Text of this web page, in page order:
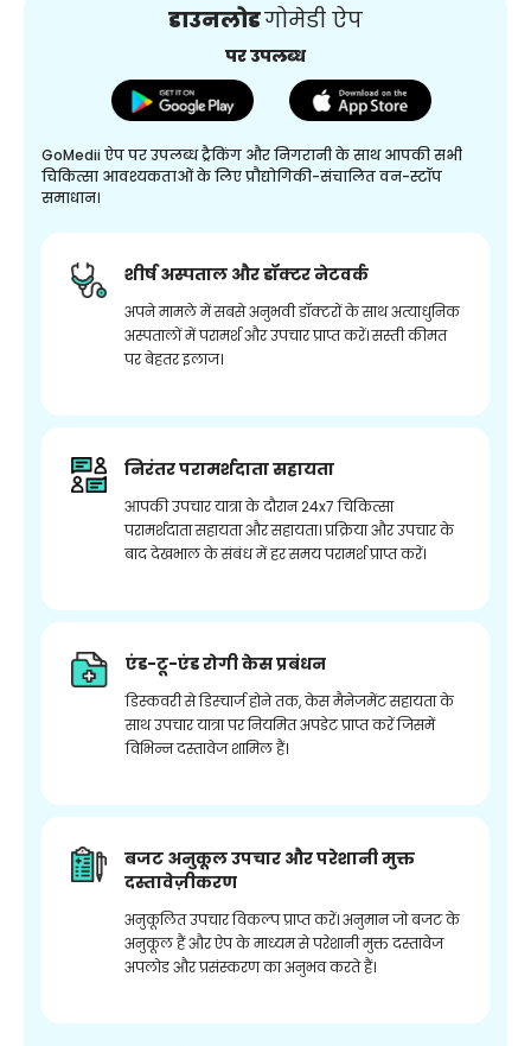
डाउनलोडगोमेडी ऐप
पर उपलब्ध
GoMedii ऐप पर उपलब्ध ट्रैकिंग और निगरानी के साथ आपकी सभी
चिकित्सा आवश्यकताओं के लिए प्रौद्योगिकी-संचालित वन-स्टॉप
समाधान।
शीर्ष अस्पताल और डॉक्टर नेटवर्क
अपने मामले में सबसे अनुभवी डॉक्टरों के साथ अत्याधुनिक
अस्पतालों में परामर्श और उपचार प्राप्त करें। सस्ती कीमत
पर बेहतर इलाज।
निरंतर परामर्शदाता सहायता
आपकी उपचार यात्रा के दौरान 24x7 चिकित्सा
परामर्शदाता सहायता और सहायता। प्रक्रिया और उपचार के
बाद देखभाल के संबंध में हर समय परामर्श प्राप्त करें।
एंड-टू-एंड रोगी केस प्रबंधन
डिस्कवरी से डिस्चार्ज होने तक, केस मैनेजमेंट सहायता के
साथ उपचार यात्रा पर नियमित अपडेट प्राप्त करें जिसमें
विभिन्न दस्तावेज शामिल हैं।
बजट अनुकूल उपचार और परेशानी मुक्त
दस्तावेज़ीकरण
अनुकूलित उपचार विकल्प प्राप्त करें। अनुमान जो बजट के
अनुकूल हैं और ऐप के माध्यम से परेशानी मुक्त दस्तावेज
अपलोड और प्रसंस्करण का अनुभव करते हैं।